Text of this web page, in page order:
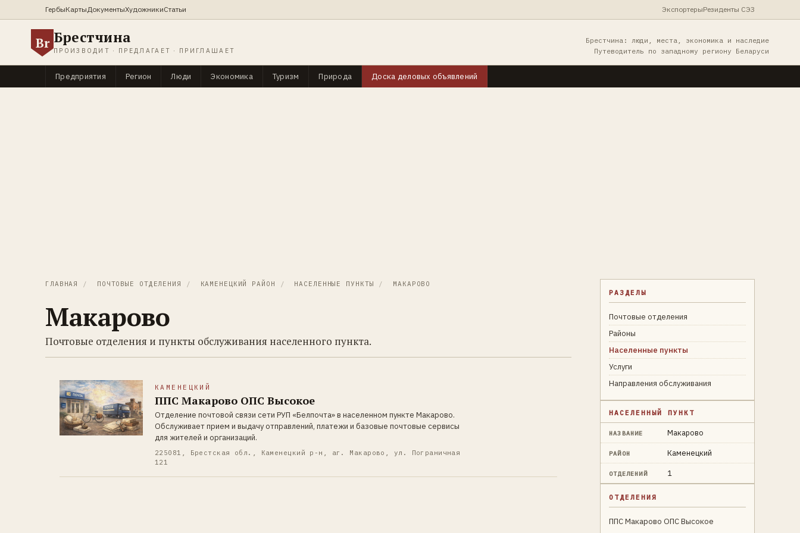
ГербыКартыДокументыХудожникиСтатьи ЭкспортерыРезиденты СЭЗ
Br Брестчина
ПРОИЗВОДИТ · ПРЕДЛАГАЕТ · ПРИГЛАШАЕТ
Брестчина: люди, места, экономика и наследие
Путеводитель по западному региону Беларуси
Предприятия Регион Люди Экономика Туризм Природа Доска деловых объявлений
ГЛАВНАЯ / ПОЧТОВЫЕ ОТДЕЛЕНИЯ / КАМЕНЕЦКИЙ РАЙОН / НАСЕЛЕННЫЕ ПУНКТЫ / МАКАРОВО
Макарово
Почтовые отделения и пункты обслуживания населенного пункта.
КАМЕНЕЦКИЙ
ППС Макарово ОПС Высокое
Отделение почтовой связи сети РУП «Белпочта» в населенном пункте Макарово.
Обслуживает прием и выдачу отправлений, платежи и базовые почтовые сервисы
для жителей и организаций.
225081, Брестская обл., Каменецкий р-н, аг. Макарово, ул. Пограничная
121
РАЗДЕЛЫ
Почтовые отделения
Районы
Населенные пункты
Услуги
Направления обслуживания
НАСЕЛЕННЫЙ ПУНКТ
НАЗВАНИЕ Макарово
РАЙОН Каменецкий
ОТДЕЛЕНИЙ 1
ОТДЕЛЕНИЯ
ППС Макарово ОПС Высокое